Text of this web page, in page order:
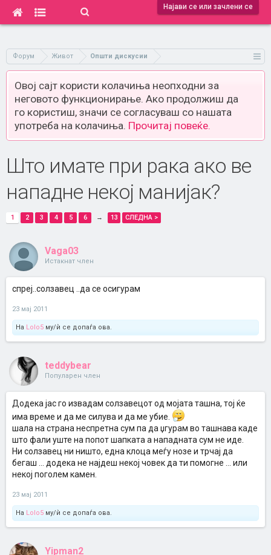
Најави се или зачлени се
Форум Живот Општи дискусии
Овој сајт користи колачиња неопходни за
неговото функционирање. Ако продолжиш да
го користиш, значи се согласуваш со нашата
употреба на колачиња. Прочитај повеќе.
Што имате при рака ако ве
нападне некој манијак?
1 2 3 4 5 6 → 13 СЛЕДНА >
Vaga03
Истакнат член
спреј..солзавец ..да се осигурам
23 мај 2011
На Lolo5 му/ѝ се допаѓа ова.
teddybear
Популарен член
Додека јас го извадам солзавецот од мојата ташна, тој ќе
има време и да ме силува и да ме убие.
шала на страна неспретна сум па да џгурам во ташнава каде
што фали уште на попот шапката а нападната сум не иде.
Ни солзавец ни ништо, една клоца меѓу нозе и трчај да
бегаш ... додека не најдеш некој човек да ти помогне ... или
некој поголем камен.
23 мај 2011
На Lolo5 му/ѝ се допаѓа ова.
Yipman2